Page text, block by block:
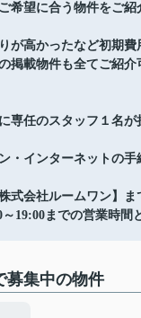
希望に合う物件をご紹
が高かったなど初期費
掲載物件も全てご紹
専任のスタッフ１名
・インターネットの
式会社ルームワン】ま
19:00までの営業時間
募集中の物件